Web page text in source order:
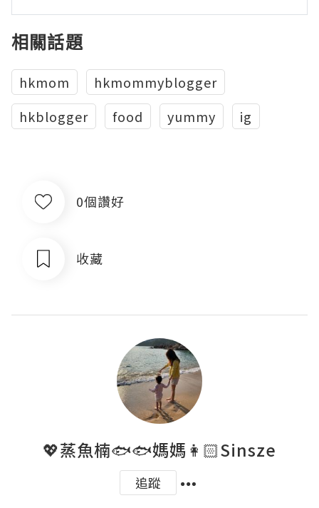
相關話題
hkmom
hkmommyblogger
hkblogger
food yummy ig
0個讚好
收藏
💖蒸魚楠🐟🐟媽媽👩🏻Sinsze
追蹤